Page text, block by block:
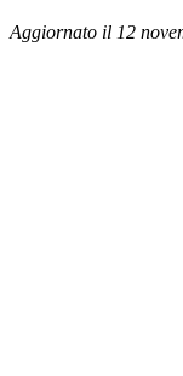
Aggiornato il 12